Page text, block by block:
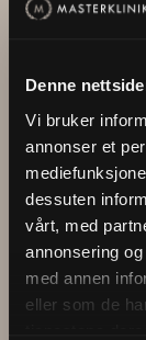
Denne
Vi bruker
annonser et
dessuten
vårt, med
annonsering
med annen
eller som de
Ett år etter
Flere